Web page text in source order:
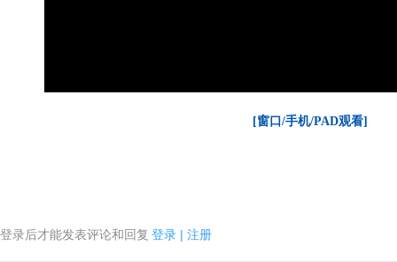
[窗口/手机/PAD观看]
登录后才能发表评论和回复 登录 | 注册